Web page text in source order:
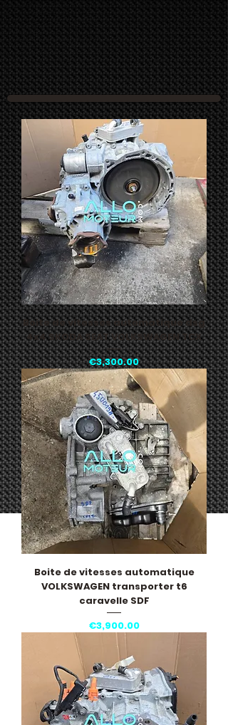
Boite de vitesses automatique dsg
4x4 SKODA SEAT VOLKSWAGEN TCX
Price
€3,300.00
Boite de vitesses automatique
VOLKSWAGEN transporter t6
caravelle SDF
Price
€3,900.00